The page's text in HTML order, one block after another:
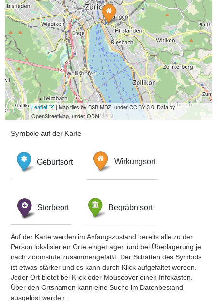
Leaflet
| Map tiles by BSB MDZ, under CC BY 3.0. Data by
OpenStreetMap, under ODbL.
Symbole auf der Karte
Geburtsort Wirkungsort
Sterbeort Begräbnisort
Auf der Karte werden im Anfangszustand bereits alle zu der
Person lokalisierten Orte eingetragen und bei Überlagerung je
nach Zoomstufe zusammengefaßt. Der Schatten des Symbols
ist etwas stärker und es kann durch Klick aufgefaltet werden.
Jeder Ort bietet bei Klick oder Mouseover einen Infokasten.
Über den Ortsnamen kann eine Suche im Datenbestand
ausgelöst werden.